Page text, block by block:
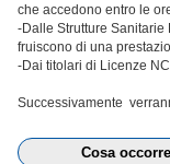
che accedono entro le
-Dalle Strutture
fruiscono di una
-Dai titolari di Licenze
Successivamente
Cosa